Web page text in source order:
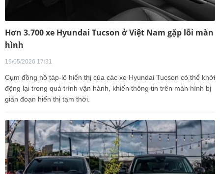
Hơn 3.700 xe Hyundai Tucson ở Việt Nam gặp lỗi màn
hình
19/05/2026 17:31
Cụm đồng hồ táp-lô hiển thị của các xe Hyundai Tucson có thể khởi
động lại trong quá trình vận hành, khiến thông tin trên màn hình bị
gián đoạn hiển thị tạm thời.